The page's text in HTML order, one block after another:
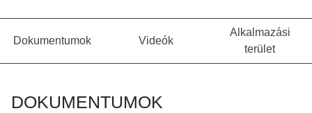
Dokumentumok Videók
Alkalmazási
terület
DOKUMENTUMOK